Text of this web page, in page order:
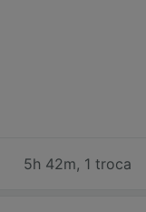
5h 42m, 1 troca